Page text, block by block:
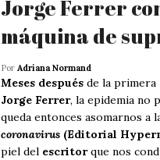
Jorge Ferrer
máquina de
Por Adriana Normand
Meses después de la primera
Jorge Ferrer, la epidemia no
queda entonces asomarnos a
coronavirus (Editorial
piel del escritorque nos